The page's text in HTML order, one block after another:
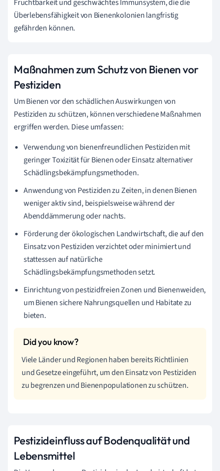
Fruchtbarkeit und geschwächtes Immunsystem, die die
Überlebensfähigkeit von Bienenkolonien langfristig
gefährden können.
Maßnahmen zum Schutz von Bienen vor
Pestiziden
Um Bienen vor den schädlichen Auswirkungen von
Pestiziden zu schützen, können verschiedene Maßnahmen
ergriffen werden. Diese umfassen:
Verwendung von bienenfreundlichen Pestiziden mit
geringer Toxizität für Bienen oder Einsatz alternativer
Schädlingsbekämpfungsmethoden.
Anwendung von Pestiziden zu Zeiten, in denen Bienen
weniger aktiv sind, beispielsweise während der
Abenddämmerung oder nachts.
Förderung der ökologischen Landwirtschaft, die auf den
Einsatz von Pestiziden verzichtet oder minimiert und
stattessen auf natürliche
Schädlingsbekämpfungsmethoden setzt.
Einrichtung von pestizidfreien Zonen und Bienenweiden,
um Bienen sichere Nahrungsquellen und Habitate zu
bieten.
Viele Länder und Regionen haben bereits Richtlinien
und Gesetze eingeführt, um den Einsatz von Pestiziden
zu begrenzen und Bienenpopulationen zu schützen.
Pestizideinfluss auf Bodenqualität und
Lebensmittel